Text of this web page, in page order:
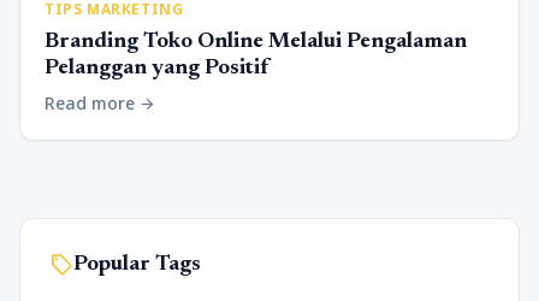
TIPS MARKETING
Branding Toko Online Melalui Pengalaman
Pelanggan yang Positif
Read more arrow_forward
sellPopular Tags